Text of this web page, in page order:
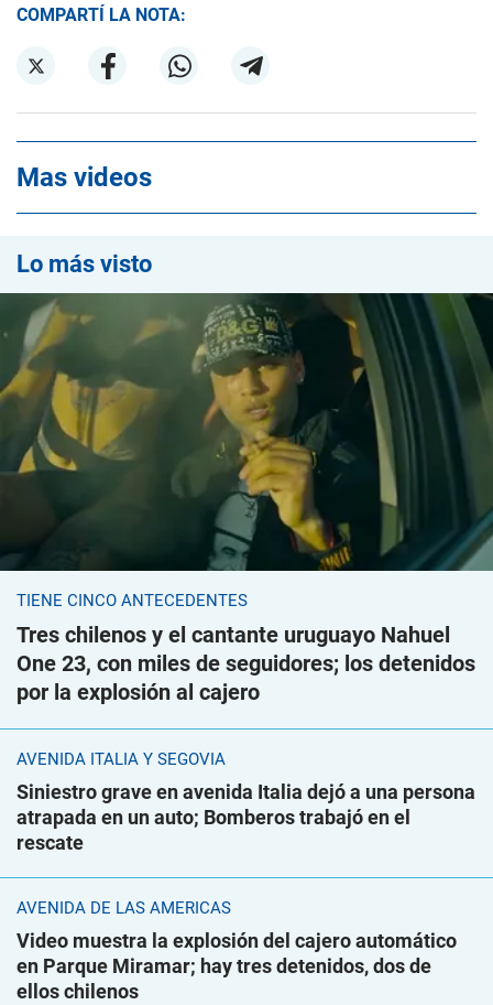
COMPARTÍ LA NOTA:
Mas videos
Lo más visto
TIENE CINCO ANTECEDENTES
Tres chilenos y el cantante uruguayo Nahuel
One 23, con miles de seguidores; los detenidos
por la explosión al cajero
AVENIDA ITALIA Y SEGOVIA
Siniestro grave en avenida Italia dejó a una persona
atrapada en un auto; Bomberos trabajó en el
rescate
AVENIDA DE LAS AMÉRICAS
Video muestra la explosión del cajero automático
en Parque Miramar; hay tres detenidos, dos de
ellos chilenos